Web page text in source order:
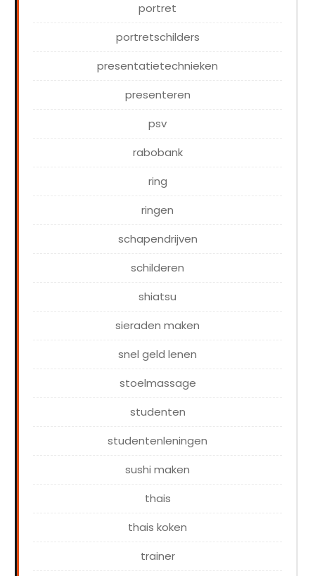
portret
portretschilders
presentatietechnieken
presenteren
psv
rabobank
ring
ringen
schapendrijven
schilderen
shiatsu
sieraden maken
snel geld lenen
stoelmassage
studenten
studentenleningen
sushi maken
thais
thais koken
trainer